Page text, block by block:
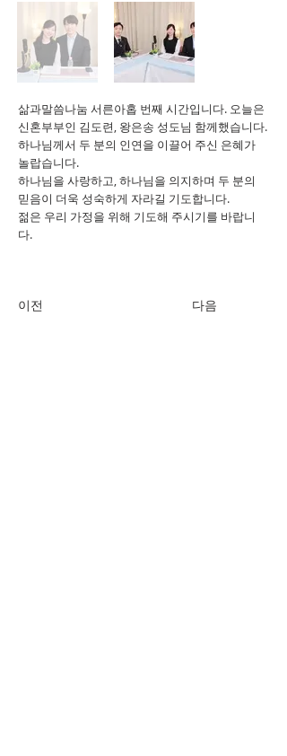
삶과말씀나눔 서른아홉 번째 시간입니다. 오늘은
신혼부부인 김도련, 왕은송 성도님 함께했습니다.
하나님께서 두 분의 인연을 이끌어 주신 은혜가
놀랍습니다.
하나님을 사랑하고, 하나님을 의지하며 두 분의
믿음이 더욱 성숙하게 자라길 기도합니다.
젊은 우리 가정을 위해 기도해 주시기를 바랍니
다.
이전 다음